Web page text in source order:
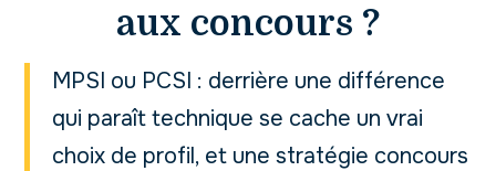
aux concours ?
MPSI ou PCSI : derrière une différence
qui paraît technique se cache un vrai
choix de profil, et une stratégie concours